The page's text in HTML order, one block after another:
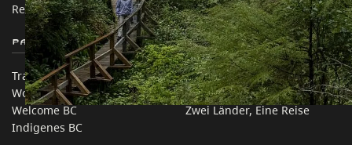
Rechtliches & Richtlinien
简体中文 – China
Partnerseiten
Trade & Invest BC
Work BC
Welcome BC
Indigenes BC
Auf dieser Website
Reisevorschläge
Praktische Tipps
Zwei Länder, Eine Reise